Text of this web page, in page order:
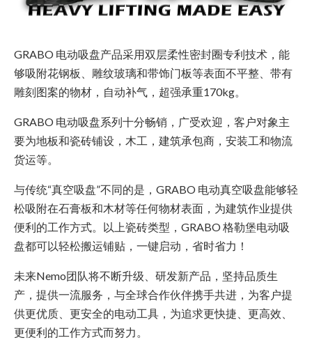
GRABO 电动吸盘产品采用双层柔性密封圈专利技术，能
够吸附花钢板、雕纹玻璃和带饰门板等表面不平整、带有
雕刻图案的物材，自动补气，超强承重170kg。
GRABO 电动吸盘系列十分畅销，广受欢迎，客户对象主
要为地板和瓷砖铺设，木工，建筑承包商，安装工和物流
货运等。
与传统“真空吸盘”不同的是，GRABO 电动真空吸盘能够轻
松吸附在石膏板和木材等任何物材表面，为建筑作业提供
便利的工作方式。以上瓷砖类型，GRABO 格勒堡电动吸
盘都可以轻松搬运铺贴，一键启动，省时省力！
未来Nemo团队将不断升级、研发新产品，坚持品质生
产，提供一流服务，与全球合作伙伴携手共进，为客户提
供更优质、更安全的电动工具，为追求更快捷、更高效、
更便利的工作方式而努力。